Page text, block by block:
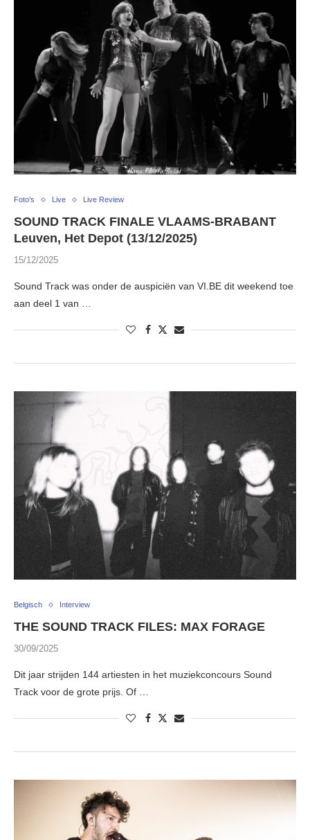
Foto's Live Live Review
SOUND TRACK FINALE VLAAMS-BRABANT
Leuven, Het Depot (13/12/2025)
15/12/2025
Sound Track was onder de auspiciën van VI.BE dit weekend toe
aan deel 1 van …
Belgisch Interview
THE SOUND TRACK FILES: MAX FORAGE
30/09/2025
Dit jaar strijden 144 artiesten in het muziekconcours Sound
Track voor de grote prijs. Of …